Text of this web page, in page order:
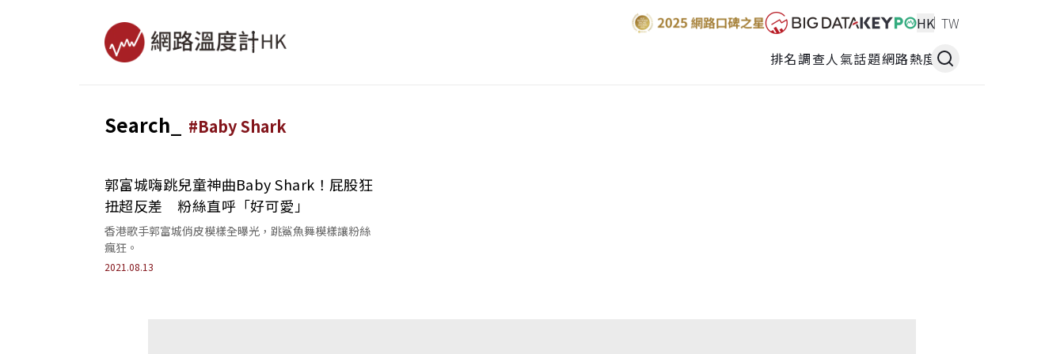
HK TW
排名調查人氣話題網路熱度
Search_ #Baby Shark
郭富城嗨跳兒童神曲Baby Shark！屁股狂
扭超反差 粉絲直呼「好可愛」
香港歌手郭富城俏皮模樣全曝光，跳鯊魚舞模樣讓粉絲
瘋狂。
2021.08.13